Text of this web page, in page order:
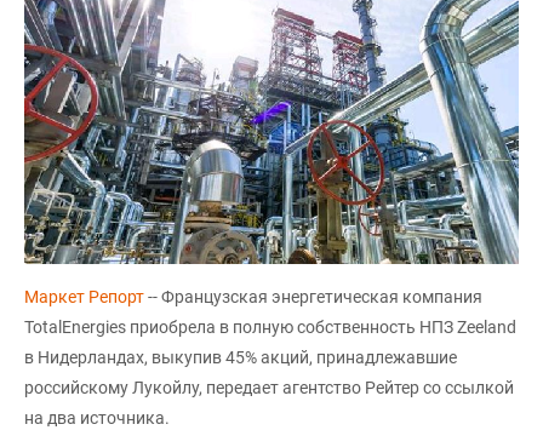
Маркет Репорт-- Французская энергетическая компания
TotalEnergies приобрела в полную собственность НПЗ Zeeland
в Нидерландах, выкупив 45% акций, принадлежавшие
российскому Лукойлу, передает агентство Рейтер со ссылкой
на два источника.